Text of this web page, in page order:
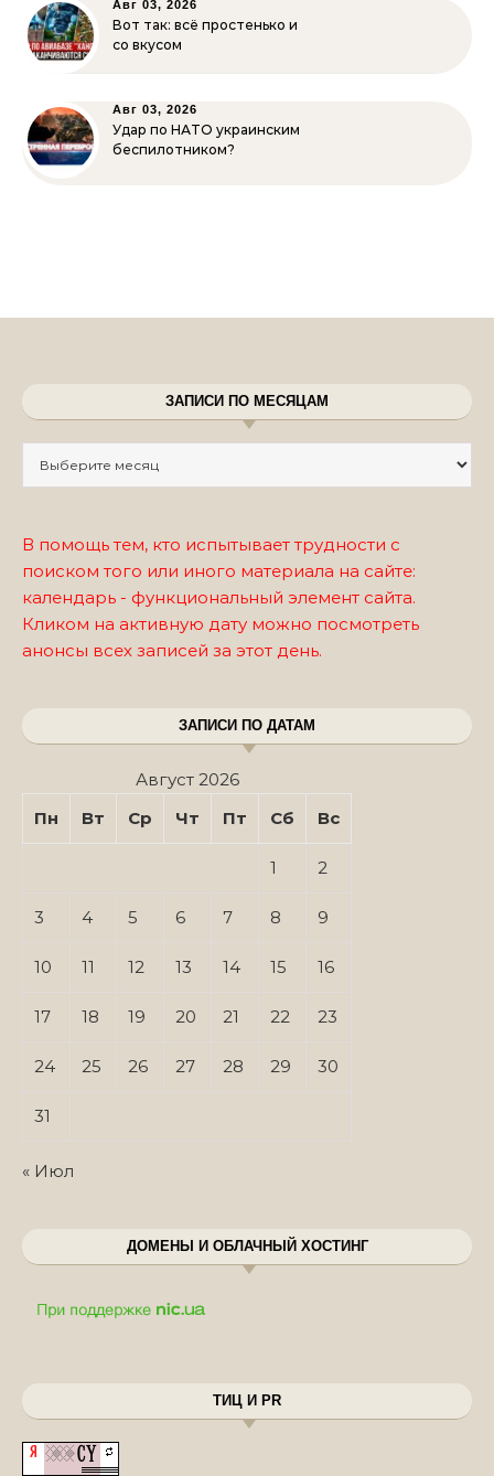
Авг 03, 2026
Вот так: всё простенько и
со вкусом
Авг 03, 2026
Удар по НАТО украинским
беспилотником?
ЗАПИСИ ПО МЕСЯЦАМ
В помощь тем, кто испытывает трудности с
поиском того или иного материала на сайте:
календарь - функциональный элемент сайта.
Кликом на активную дату можно посмотреть
анонсы всех записей за этот день.
ЗАПИСИ ПО ДАТАМ
Август 2026
Пн
Вт Ср Чт Пт Сб Вс
1 2
3 4 5 6 7 8 9
10 11 12 13 14 15 16
17 18 19 20 21 22 23
24 25 26 27 28 29 30
31
« Июл
ДОМЕНЫ И ОБЛАЧНЫЙ ХОСТИНГ
ТИЦ И PR